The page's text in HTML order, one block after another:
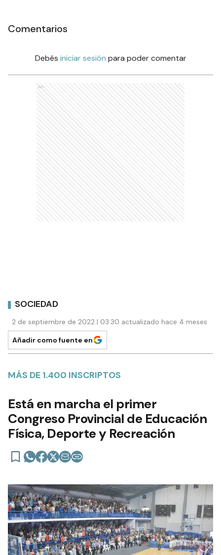
Comentarios
Debés iniciar sesión para poder comentar
Ads
SOCIEDAD
2 de septiembre de 2022 | 03:30 actualizado hace 4 meses
Añadir como fuente en
MÁS DE 1.400 INSCRIPTOS
Está en marcha el primer
Congreso Provincial de Educación
Física, Deporte y Recreación